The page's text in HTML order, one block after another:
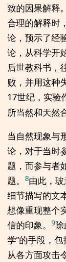
致的因果解释
合理的解释时
论，预示了经
论，从科学开
后世教科书，
败，并用这种
17世纪，实验
所当然和天然
当自然现象与
论，对于当时
题，而参与者
题。 8由此，
细节描写的文
想像重现整个
信的印象。 9
学”的手段，
从各方面攻击